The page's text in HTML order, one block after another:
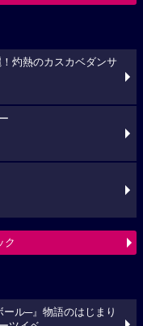
灼熱のカスカベダンサ
ク
ール─』物語のはじまり